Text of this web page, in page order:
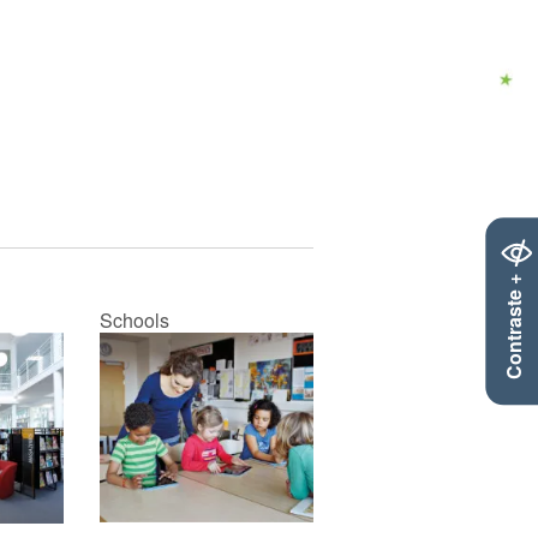
Contraste +
Schools